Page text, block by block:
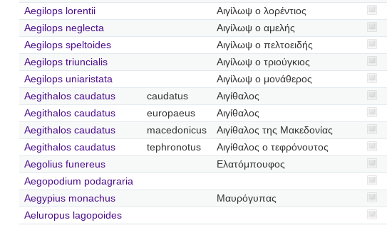
Aegilops lorentii
Αιγίλωψ ο λορέντιος
Aegilops neglecta
Αιγίλωψ ο αμελής
Aegilops speltoides
Αιγίλωψ ο πελτοειδής
Aegilops triuncialis
Αιγίλωψ ο τριούγκιος
Aegilops uniaristata
Αιγίλωψ ο μονάθερος
Aegithalos caudatus
caudatus
Αιγίθαλος
Aegithalos caudatus
europaeus
Αιγίθαλος
Aegithalos caudatus
macedonicus
Αιγίθαλος της Μακεδονίας
Aegithalos caudatus
tephronotus
Αιγίθαλος ο τεφρόνουτος
Aegolius funereus
Ελατόμπουφος
Aegopodium podagraria
Aegypius monachus
Μαυρόγυπας
Aeluropus lagopoides